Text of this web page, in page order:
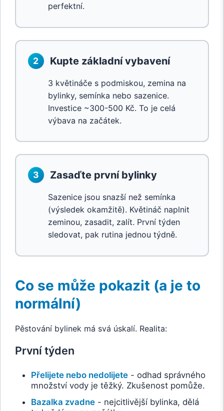
perfektní.
2 Kupte základní vybavení
3 květináče s podmiskou, zemina na
bylinky, semínka nebo sazenice.
Investice ~300-500 Kč. To je celá
výbava na začátek.
3 Zasaďte první bylinky
Sazenice jsou snazší než semínka
(výsledek okamžitě). Květináč naplnit
zeminou, zasadit, zalít. První týden
sledovat, pak rutina jednou týdně.
Co se může pokazit (a je to
normální)
Pěstování bylinek má svá úskalí. Realita:
První týden
Přelijete nebo nedolijete- odhad správného
množství vody je těžký. Zkušenost pomůže.
Bazalka zvadne- nejcitlivější bylinka, dělá